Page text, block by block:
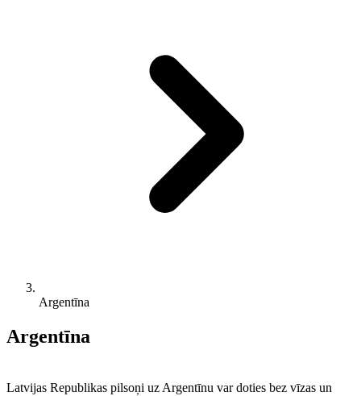
Argentīna
Argentīna
Latvijas Republikas pilsoņi uz Argentīnu var doties bez vīzas un